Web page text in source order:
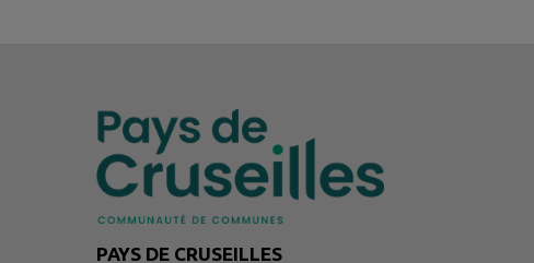
PAYS DE CRUSEILLES